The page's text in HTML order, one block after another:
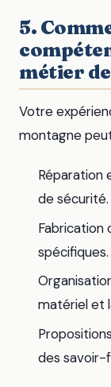
5.
métier
Votre
montagne
Réparation
de sécurité.
Fabrication
spécifiques.
matériel et
des savoir-